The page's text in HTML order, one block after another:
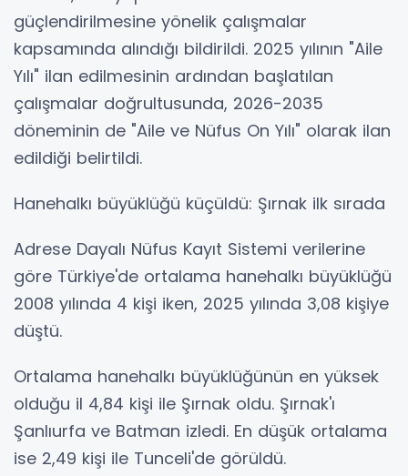
güçlendirilmesine yönelik çalışmalar
kapsamında alındığı bildirildi. 2025 yılının "Aile
Yılı" ilan edilmesinin ardından başlatılan
çalışmalar doğrultusunda, 2026-2035
döneminin de "Aile ve Nüfus On Yılı" olarak ilan
edildiği belirtildi.
Hanehalkı büyüklüğü küçüldü: Şırnak ilk sırada
Adrese Dayalı Nüfus Kayıt Sistemi verilerine
göre Türkiye'de ortalama hanehalkı büyüklüğü
2008 yılında 4 kişi iken, 2025 yılında 3,08 kişiye
düştü.
Ortalama hanehalkı büyüklüğünün en yüksek
olduğu il 4,84 kişi ile Şırnak oldu. Şırnak'ı
Şanlıurfa ve Batman izledi. En düşük ortalama
ise 2,49 kişi ile Tunceli'de görüldü.